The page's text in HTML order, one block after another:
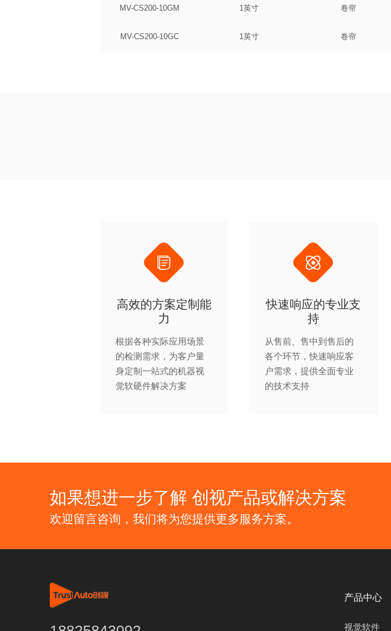
MV-CS200-10GM 1英寸 卷帘
MV-CS200-10GC 1英寸 卷帘
高效的方案定制能
力
根据各种实际应用场景
的检测需求，为客户量
身定制一站式的机器视
觉软硬件解决方案
快速响应的专业支
持
从售前、售中到售后的
各个环节，快速响应客
户需求，提供全面专业
的技术支持
如果想进一步了解 创视产品或解决方案
欢迎留言咨询，我们将为您提供更多服务方案。
产品中心
视觉软件